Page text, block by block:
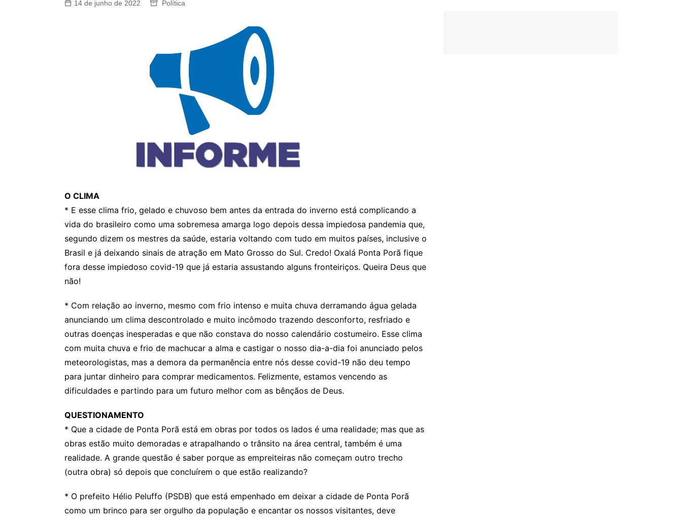
14 de junho de 2022 Política
O CLIMA
* E esse clima frio, gelado e chuvoso bem antes da entrada do inverno está complicando a
vida do brasileiro como uma sobremesa amarga logo depois dessa impiedosa pandemia que,
segundo dizem os mestres da saúde, estaria voltando com tudo em muitos países, inclusive o
Brasil e já deixando sinais de atração em Mato Grosso do Sul. Credo! Oxalá Ponta Porã fique
fora desse impiedoso covid-19 que já estaria assustando alguns fronteiriços. Queira Deus que
não!
* Com relação ao inverno, mesmo com frio intenso e muita chuva derramando água gelada
anunciando um clima descontrolado e muito incômodo trazendo desconforto, resfriado e
outras doenças inesperadas e que não constava do nosso calendário costumeiro. Esse clima
com muita chuva e frio de machucar a alma e castigar o nosso dia-a-dia foi anunciado pelos
meteorologistas, mas a demora da permanência entre nós desse covid-19 não deu tempo
para juntar dinheiro para comprar medicamentos. Felizmente, estamos vencendo as
dificuldades e partindo para um futuro melhor com as bênçãos de Deus.
QUESTIONAMENTO
* Que a cidade de Ponta Porã está em obras por todos os lados é uma realidade; mas que as
obras estão muito demoradas e atrapalhando o trânsito na área central, também é uma
realidade. A grande questão é saber porque as empreiteiras não começam outro trecho
(outra obra) só depois que concluírem o que estão realizando?
* O prefeito Hélio Peluffo (PSDB) que está empenhado em deixar a cidade de Ponta Porã
como um brinco para ser orgulho da população e encantar os nossos visitantes, deve